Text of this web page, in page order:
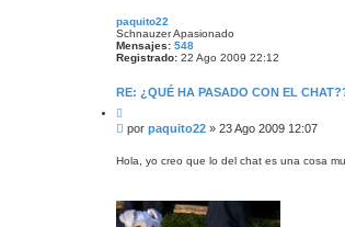
paquito22
Schnauzer Apasionado
Mensajes: 548
Registrado: 22 Ago 2009 22:12
RE: ¿QUÉ HA PASADO CON EL
i
t
r
M
n
j
e
por paquito22 » 23 Ago 2009 12:07
Hola, yo creo que lo del chat es una cosa